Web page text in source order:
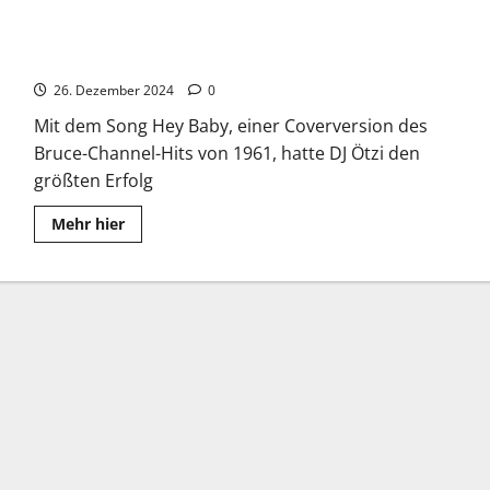
26. Dezember 2024 0
Mit dem Song Hey Baby, einer Coverversion des
Bruce-Channel-Hits von 1961, hatte DJ Ötzi den
größten Erfolg
Mehr hierRead
more
Ötzi: